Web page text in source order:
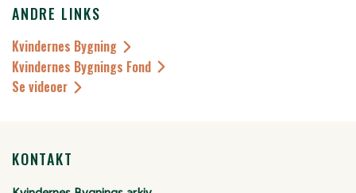
KONTAKT
ANDRE LINKS
Kvindernes Bygning
Kvindernes Bygnings Fond
Se videoer